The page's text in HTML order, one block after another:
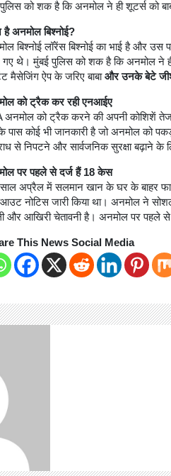
को शक है कि अनमोल ने ही शूटर्स को
है अनमोल बिश्नोई?
बिश्नोई लॉरेंस बिश्नोई का भाई है और उस
गए थे। मुंबई पुलिस को शक है कि अनमोल ने ही
मैसेजिंग ऐप के जरिए बाबाऔर उनके बेटे
को ट्रैक कर रही एनआईए
अनमोल को ट्रैक करने की अपनी कोशिशें
पास कोई भी जानकारी है जो अनमोल को
से निपटने और सार्वजनिक सुरक्षा बढ़ाने के
पर पहले से दर्ज हैं 18 केस
अप्रैल में सलमान खान के घर के बाहर
नोटिस जारी किया था। अनमोल ने
और आखिरी चेतावनी है। अनमोल पर पहले से
This News Social Media